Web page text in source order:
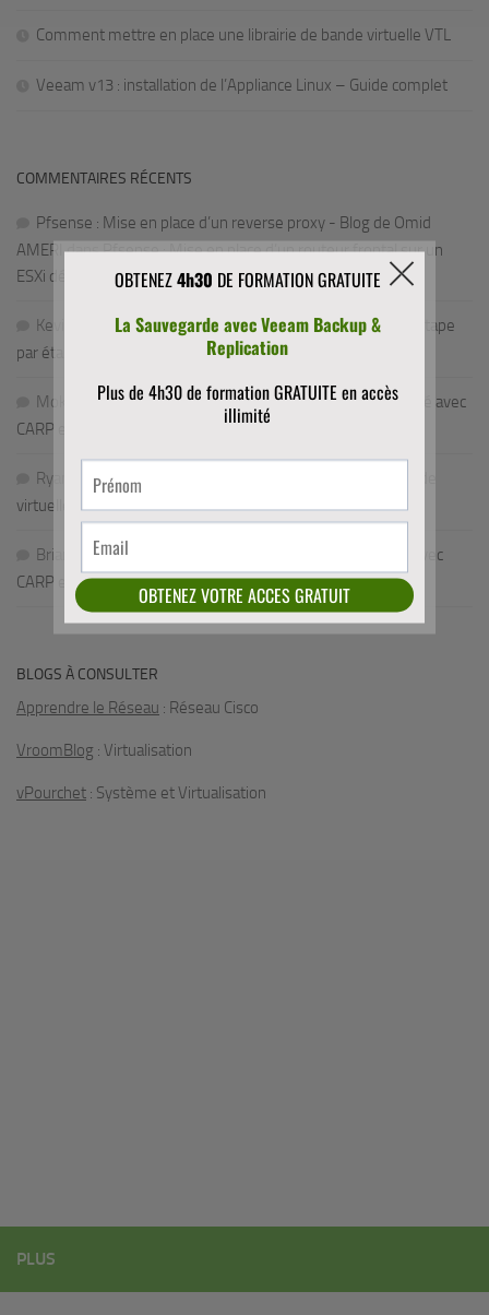
Comment mettre en place une librairie de bande virtuelle VTL
Veeam v13 : installation de l’Appliance Linux – Guide complet
COMMENTAIRES RÉCENTS
Pfsense : Mise en place d’un reverse proxy - Blog de Omid
AMERI dansPfsense : Mise en place d’un routeur frontal sur un
ESXi dédié (updated)
Kevin
VMware: upgrader vCenter (VCSA) 7.x vers 8 étape
par étape
Mokhtar danspfSense Failover : Cluster haute disponibilité avec
CARP et pfsync
Ryan dansComment mettre en place une librairie de bande
virtuelle VTL
Brian danspfSense Failover : Cluster haute disponibilité avec
CARP et pfsync
BLOGS À CONSULTER
Apprendre le Réseau : Réseau Cisco
VroomBlog : Virtualisation
vPourchet : Système et Virtualisation
PLUS